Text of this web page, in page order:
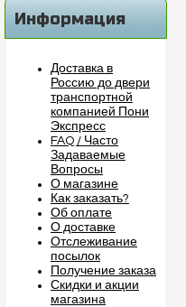
Информация
Доставка в
Россию до двери
транспортной
компанией Пони
Экспресс
FAQ / Часто
Задаваемые
Вопросы
О магазине
Как заказать?
Об оплате
О доставке
Отслеживание
посылок
Получение заказа
Скидки и акции
магазина